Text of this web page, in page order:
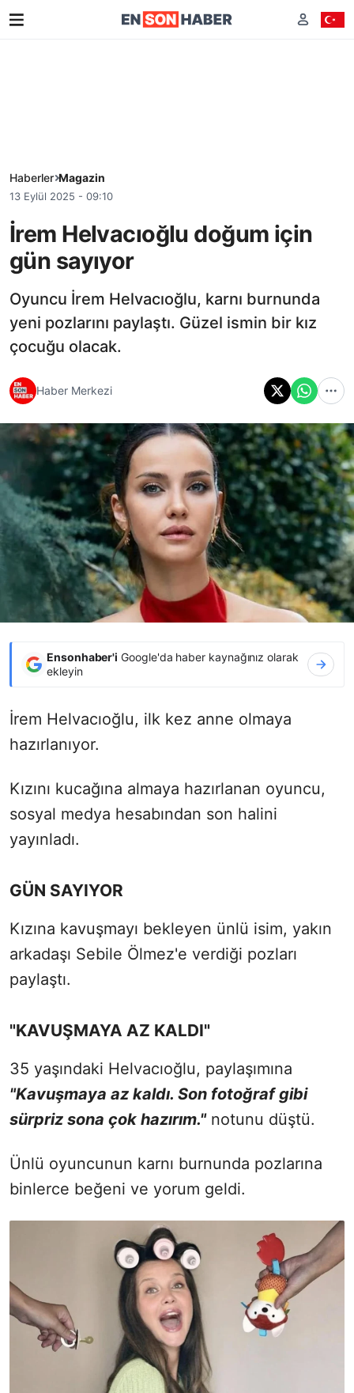
Haberler Magazin
13 Eylül 2025 - 09:10
İrem Helvacıoğlu doğum için
gün sayıyor
Oyuncu İrem Helvacıoğlu, karnı burnunda
yeni pozlarını paylaştı. Güzel ismin bir kız
çocuğu olacak.
Haber Merkezi
Ensonhaber'i Google'da haber kaynağınız olarak
ekleyin
İrem Helvacıoğlu, ilk kez anne olmaya
hazırlanıyor.
Kızını kucağına almaya hazırlanan oyuncu,
sosyal medya hesabından son halini
yayınladı.
GÜN SAYIYOR
Kızına kavuşmayı bekleyen ünlü isim, yakın
arkadaşı Sebile Ölmez'e verdiği pozları
paylaştı.
"KAVUŞMAYA AZ KALDI"
35 yaşındaki Helvacıoğlu, paylaşımına
"Kavuşmaya az kaldı. Son fotoğraf gibi
sürpriz sona çok hazırım."notunu düştü.
Ünlü oyuncunun karnı burnunda pozlarına
binlerce beğeni ve yorum geldi.